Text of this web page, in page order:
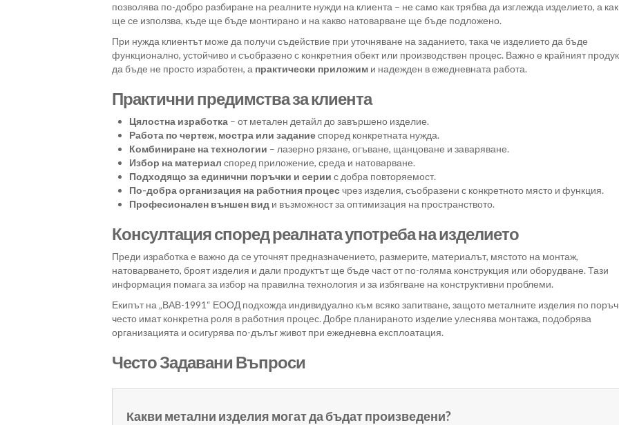
позволява по-добро разбиране на реалните нужди на клиента – не само как трябва да изглежда изделието, а как
ще се използва, къде ще бъде монтирано и на какво натоварване ще бъде подложено.
При нужда клиентът може да получи съдействие при уточняване на заданието, така че изделието да бъде
функционално, устойчиво и съобразено с конкретния обект или производствен процес. Важно е крайният
да бъде не просто изработен, а практически приложим и надежден в ежедневната работа.
Практични предимства за клиента
Цялостна изработка – от метален детайл до завършено изделие.
Работа по чертеж, мостра или заданиеспоред конкретната нужда.
Комбиниране на технологии – лазерно рязане, огъване, щанцоване и заваряване.
Избор на материал според приложение, среда и натоварване.
Подходящо за единични поръчки и серии с добра повторяемост.
По-добра организация на работния процесчрез изделия, съобразени с конкретното място и функция.
Професионален външен вид и възможност за оптимизация на пространството.
Консултация според реалната употреба на изделието
Преди изработка е важно да се уточнят предназначението, размерите, материалът, мястото на монтаж,
натоварването, броят изделия и дали продуктът ще бъде част от по-голяма конструкция или оборудване. Тази
информация помага за избор на правилна технология и за избягване на конструктивни проблеми.
Екипът на „ВАВ-1991“ ЕООД подхожда индивидуално към всяко запитване, защото металните изделия по
често имат конкретна роля в работния процес. Добре планираното изделие улеснява монтажа, подобрява
организацията и осигурява по-дълъг живот при ежедневна експлоатация.
Често Задавани Въпроси
Какви метални изделия могат да бъдат произведени?